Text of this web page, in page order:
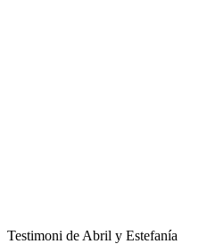
Testimoni de Abril y Estefanía